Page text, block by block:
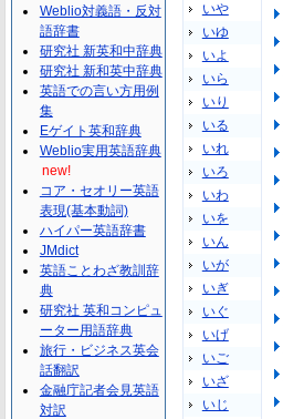
いや
いゆ
いよ
いら
いり
いる
いれ
いろ
いわ
いを
いん
いが
いぎ
いぐ
いげ
いご
いざ
いじ
Weblio対義語・反対
語辞書
研究社 新英和中辞典
研究社 新和英中辞典
英語での言い方用例
集
Eゲイト英和辞典
Weblio実用英語辞典
new!
コア・セオリー英語
表現(基本動詞)
ハイパー英語辞書
JMdict
英語ことわざ教訓辞
典
研究社 英和コンピュ
ーター用語辞典
旅行・ビジネス英会
話翻訳
金融庁記者会見英語
対訳